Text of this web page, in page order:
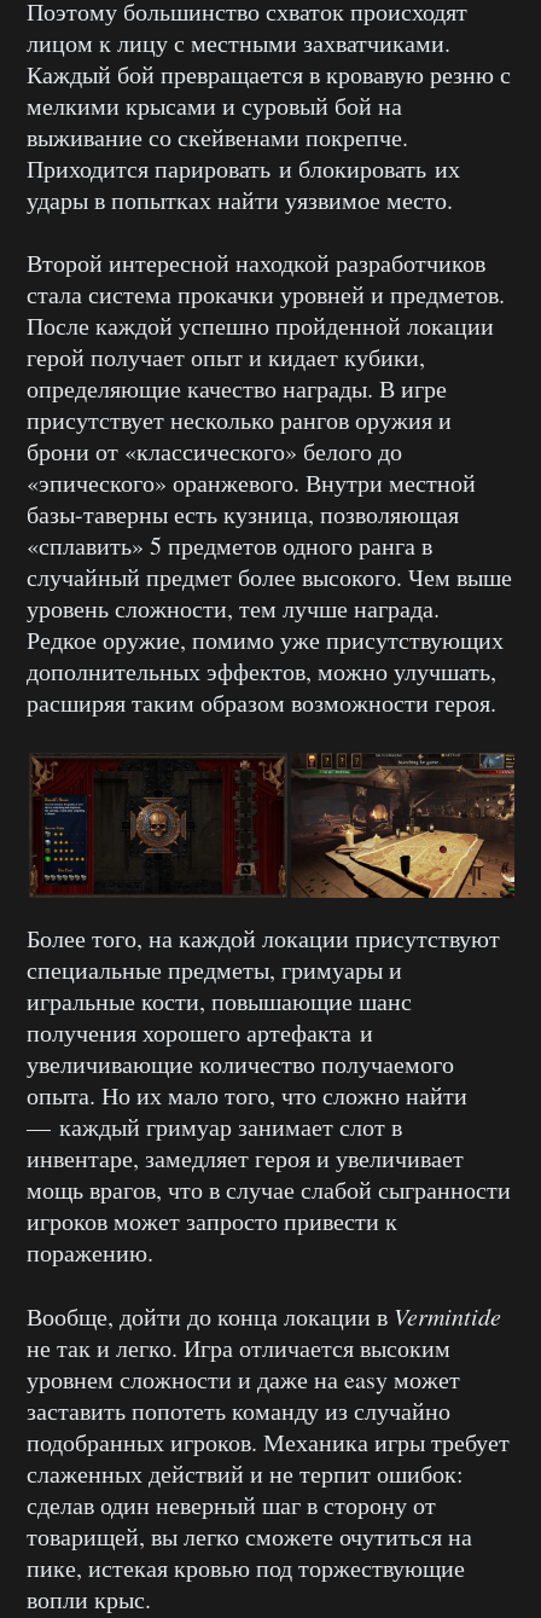
Поэтому большинство схваток происходят
лицом к лицу с местными захватчиками.
Каждый бой превращается в кровавую резню с
мелкими крысами и суровый бой на
выживание со скейвенами покрепче.
Приходится парировать и блокировать их
удары в попытках найти уязвимое место.
Второй интересной находкой разработчиков
стала система прокачки уровней и предметов.
После каждой успешно пройденной локации
герой получает опыт и кидает кубики,
определяющие качество награды. В игре
присутствует несколько рангов оружия и
брони от «классического» белого до
«эпического» оранжевого. Внутри местной
базы-таверны есть кузница, позволяющая
«сплавить» 5 предметов одного ранга в
случайный предмет более высокого. Чем выше
уровень сложности, тем лучше награда.
Редкое оружие, помимо уже присутствующих
дополнительных эффектов, можно улучшать,
расширяя таким образом возможности героя.
Более того, на каждой локации присутствуют
специальные предметы, гримуары и
игральные кости, повышающие шанс
получения хорошего артефакта и
увеличивающие количество получаемого
опыта. Но их мало того, что сложно найти
— каждый гримуар занимает слот в
инвентаре, замедляет героя и увеличивает
мощь врагов, что в случае слабой сыгранности
игроков может запросто привести к
поражению.
Вообще, дойти до конца локации в Vermintide
не так и легко. Игра отличается высоким
уровнем сложности и даже на easy может
заставить попотеть команду из случайно
подобранных игроков. Механика игры требует
слаженных действий и не терпит ошибок:
сделав один неверный шаг в сторону от
товарищей, вы легко сможете очутиться на
пике, истекая кровью под торжествующие
вопли крыс.